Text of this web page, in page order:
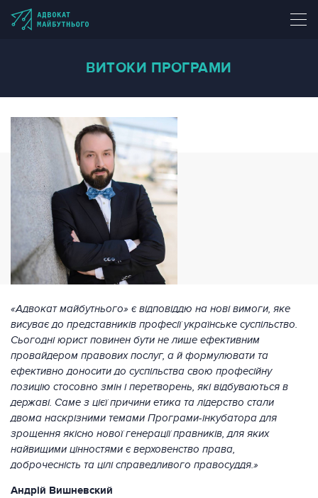
ВИТОКИ ПРОГРАМИ
«Адвокат майбутнього» є відповіддю на нові вимоги, яке
висуває до представників професії українське суспільство.
Сьогодні юрист повинен бути не лише ефективним
провайдером правових послуг, а й формулювати та
ефективно доносити до суспільства свою професійну
позицію стосовно змін і перетворень, які відбуваються в
державі. Саме з цієї причини етика та лідерство стали
двома наскрізними темами Програми-інкубатора для
зрощення якісно нової генерації правників, для яких
найвищими цінностями є верховенство права,
доброчесність та цілі справедливого правосуддя.»
Андрій Вишневский